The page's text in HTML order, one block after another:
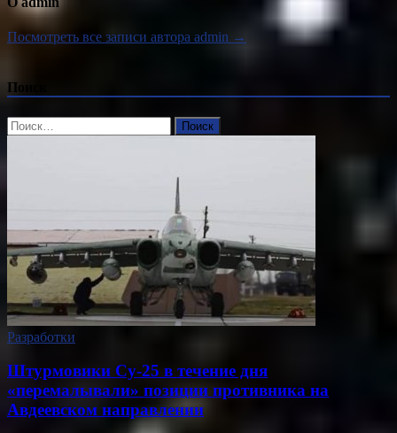
Посмотреть все записи автора admin →
Поиск
Найти:
Разработки
Штурмовики Су-25 в течение дня
«перемалывали» позиции противника на
Авдеевском направлении